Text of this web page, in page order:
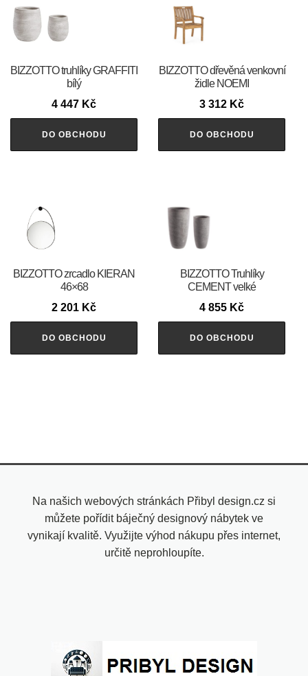
BIZZOTTO truhlíky GRAFFITI
bílý
4 447 Kč
DO OBCHODU
BIZZOTTO dřevěná venkovní
židle NOEMI
3 312 Kč
DO OBCHODU
BIZZOTTO zrcadlo KIERAN
46×68
2 201 Kč
DO OBCHODU
BIZZOTTO Truhlíky
CEMENT velké
4 855 Kč
DO OBCHODU
Na našich webových stránkách Přibyl design.cz si
můžete pořídit báječný designový nábytek ve
vynikají kvalitě. Využijte výhod nákupu přes internet,
určitě neprohloupíte.